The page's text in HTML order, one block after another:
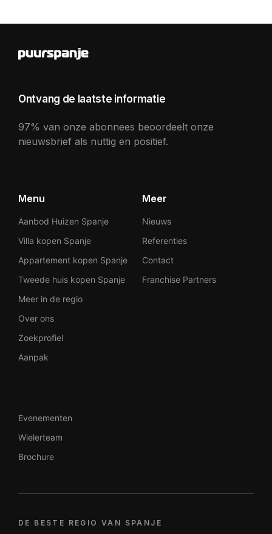
Ontvang de laatste informatie
97% van onze abonnees beoordeelt onze
nieuwsbrief als nuttig en positief.
Menu
Aanbod Huizen Spanje
Villa kopen Spanje
Appartement kopen Spanje
Tweede huis kopen Spanje
Meer in de regio
Over ons
Zoekprofiel
Aanpak
Meer
Nieuws
Referenties
Contact
Franchise Partners
Evenementen
Wielerteam
Brochure
DE BESTE REGIO VAN SPANJE